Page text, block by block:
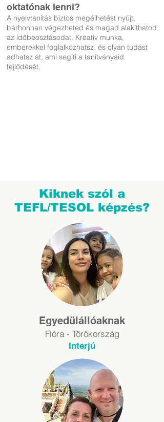
oktatónak lenni?
A nyelvtanítás biztos megélhetést nyújt,
bárhonnan végezheted és magad alakíthatod
az időbeosztásodat. Kreatív munka,
emberekkel foglalkozhatsz, és olyan tudást
adhatsz át, ami segíti a tanítványaid
fejlődését.
Kiknek szól a
TEFL/TESOL képzés?
Egyedülállóaknak
Flóra - Törökország
Interjú